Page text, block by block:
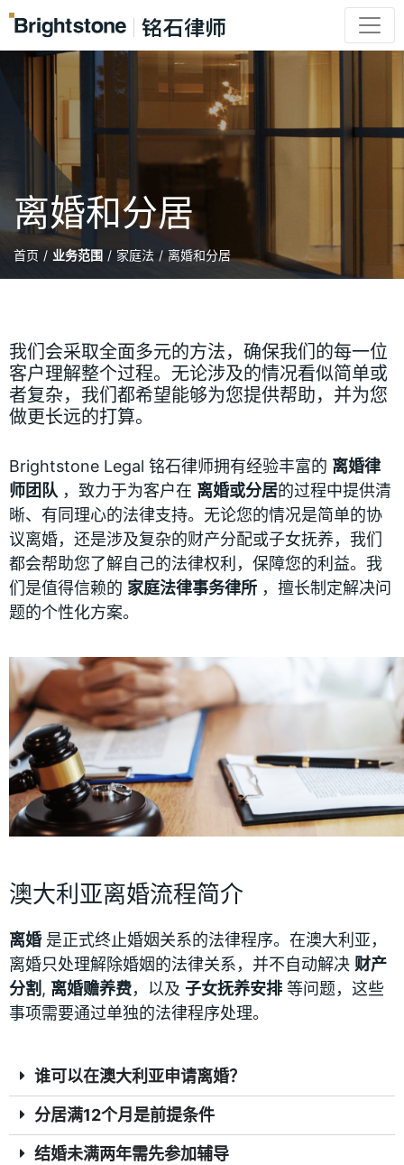
离婚和分居
首页 / 业务范围 / 家庭法 / 离婚和分居
我们会采取全面多元的方法，确保我们的每一位
客户理解整个过程。无论涉及的情况看似简单或
者复杂，我们都希望能够为您提供帮助，并为您
做更长远的打算。
Brightstone Legal 铭石律师拥有经验丰富的 离婚律
师团队 ，致力于为客户在 离婚或分居的过程中提供清
晰、有同理心的法律支持。无论您的情况是简单的协
议离婚，还是涉及复杂的财产分配或子女抚养，我们
都会帮助您了解自己的法律权利，保障您的利益。我
们是值得信赖的 家庭法律事务律所 ，擅长制定解决问
题的个性化方案。
澳大利亚离婚流程简介
离婚 是正式终止婚姻关系的法律程序。在澳大利亚，
离婚只处理解除婚姻的法律关系，并不自动解决 财产
分割 , 离婚赡养费，以及 子女抚养安排 等问题，这些
事项需要通过单独的法律程序处理。
谁可以在澳大利亚申请离婚？
分居满12个月是前提条件
结婚未满两年需先参加辅导